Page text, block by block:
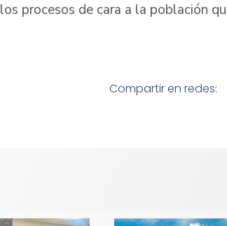
procesos de cara a la población
Compartir en redes: